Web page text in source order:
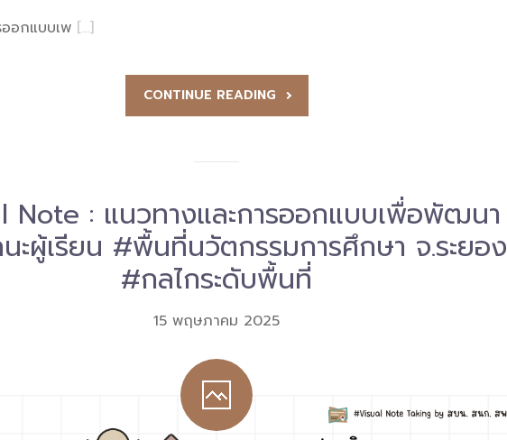
ออกแบบเพ […]
CONTINUE READING
Note : แนวทางและการออกแบบเพื่อพัฒนา
ะผู้เรียน #พื้นที่นวัตกรรมการศึกษา จ.ระยอง
#กลไกระดับพื้นที่
15 พฤษภาคม 2025